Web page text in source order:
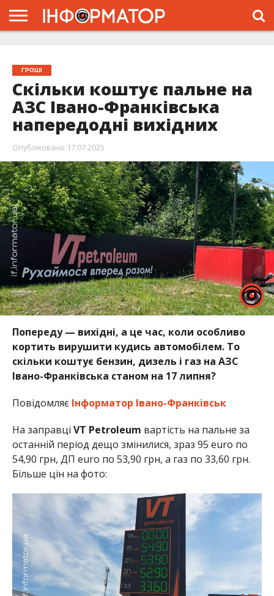
ГРОШІ
Скільки коштує пальне на
АЗС Івано-Франківська
напередодні вихідних
Опубліковано 17.07.2025
Попереду — вихідні, а це час, коли особливо
кортить вирушити кудись автомобілем. То
скільки коштує бензин, дизель і газ на АЗС
Івано-Франківська станом на 17 липня?
Повідомляє Інформатор Івано-Франківськ
На заправці VT Petroleum вартість на пальне за
останній період дещо змінилися, зраз 95 euro по
54,90 грн, ДП euro по 53,90 грн, а газ по 33,60 грн.
Більше цін на фото: